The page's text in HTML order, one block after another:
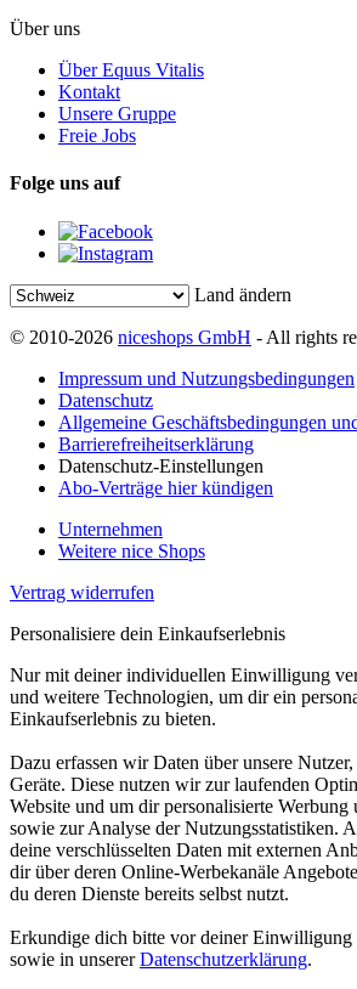
Über uns
Über Equus Vitalis
Kontakt
Unsere Gruppe
Freie Jobs
Folge uns auf
Land ändern
© 2010-2026 niceshops GmbH - All rights
Impressum und Nutzungsbedingungen
Datenschutz
Allgemeine Geschäftsbedingungen
Barrierefreiheitserklärung
Datenschutz-Einstellungen
Abo-Verträge hier kündigen
Unternehmen
Weitere nice Shops
Vertrag widerrufen
Personalisiere dein Einkaufserlebnis
Nur mit deiner individuellen Einwilligung
und weitere Technologien, um dir ein
Einkaufserlebnis zu bieten.
Dazu erfassen wir Daten über unsere
Geräte. Diese nutzen wir zur laufenden
Website und um dir personalisierte Werbung
sowie zur Analyse der Nutzungsstatistiken.
deine verschlüsselten Daten mit externen
dir über deren Online-Werbekanäle
du deren Dienste bereits selbst nutzt.
Erkundige dich bitte vor deiner Einwilligung
sowie in unsererDatenschutzerklärung.